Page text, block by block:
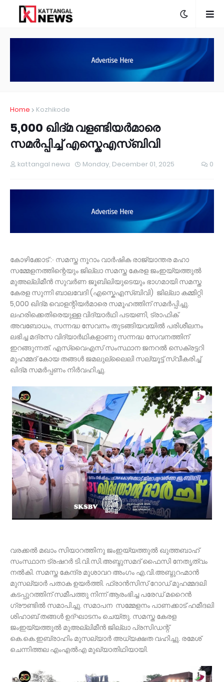
Home Kozhikode
5,000 ഖിദ്മ വളണ്ടിയർമാരെ
സമർപ്പിച്ച് എസ്കെഎസ്ബിവി
kattangal newa Monday, December 01, 2025 0
കോഴിക്കോട് :∙ സമസ്ത നൂറാം വാർഷിക രാജ്യാന്തര മഹാ
സമ്മേളനത്തിന്റെയും ജില്ലാ സമസ്ത കേരള ജംഇയ്യത്തുൽ
മുഅല്ലിമീൻ സുവർണ ജൂബിലിയുടെയും ഭാഗമായി സമസ്ത
കേരള സുന്നി ബാലവേദി (എസ്കെഎസ്ബിവി) ജില്ലാ കമ്മിറ്റി
5,000 ഖിദ്മ വൊളന്റിയർമാരെ സമൂഹത്തിന് സമർപ്പിച്ചു.
ലഹരിക്കെതിരെയുള്ള വിദ്യാർഥി പടയണി, ട്രാഫിക്
അവബോധം, സന്നദ്ധ സേവനം തുടങ്ങിയവയിൽ പരിശീലനം
ലഭിച്ച മദ്രസ വിദ്യാർഥികളാണു സന്നദ്ധ സേവനത്തിന്
ഇറങ്ങുന്നത്. എസ്‌വൈഎസ് സംസ്ഥാന ജനറൽ സെക്രട്ടറി
മുഹമ്മദ് കോയ തങ്ങൾ ജമലുല്ലൈലി സല്യൂട്ട് സ്വീകരിച്ച്
ഖിദ്മ സമർപ്പണം നിർവഹിച്ചു.
വരക്കൽ മഖാം സിയാറത്തിനു ജംഇയ്യത്തുൽ ഖുത്തബാഹ്
സംസ്ഥാന ട്രഷറർ ടി.വി.സി.അബ്ദുസമദ് ഫൈസി നേതൃത്വം
നൽകി. സമസ്ത കേന്ദ്ര മുശാവറ അംഗം എ.വി.അബ്ദുറഹ്മാൻ
മുസല്യാർ പതാക ഉയർത്തി. ഫ്രാൻസിസ് റോഡ് മുഹമ്മദലി
കടപ്പുറത്തിന് സമീപത്തു നിന്ന് ആരംഭിച്ച പരേഡ് മറൈൻ
ഗ്രൗണ്ടിൽ സമാപിച്ചു. സമാപന സമ്മേളനം പാണക്കാട് ഹമീദലി
ശിഹാബ് തങ്ങൾ ഉദ്ഘാടനം ചെയ്തു. സമസ്ത കേരള
ജംഇയ്യത്തുൽ മുഅല്ലിമീൻ ജില്ലാ പ്രസിഡന്റ്
കെ.കെ.ഇബ്രാഹിം മുസല്യാർ അധ്യക്ഷത വഹിച്ചു. രമേശ്
ചെന്നിത്തല എംഎൽഎ മുഖ്യാതിഥിയായി.